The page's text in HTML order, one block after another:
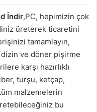
İndir,PC, hepimizin çok
üreterek ticaretini
tamamlayın,
dizin ve döner pişirme
karşı hazırlıklı
turşu, ketçap,
malzemelerin
bu